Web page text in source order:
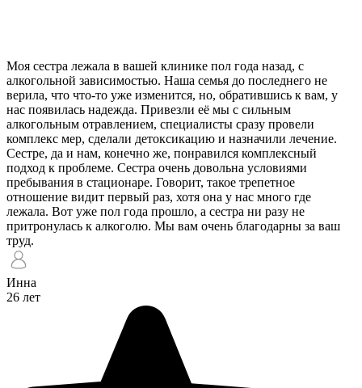
Моя сестра лежала в вашей клинике пол года назад, с
алкогольной зависимостью. Наша семья до последнего не
верила, что что-то уже изменится, но, обратившись к вам, у
нас появилась надежда. Привезли её мы с сильным
алкогольным отравлением, специалисты сразу провели
комплекс мер, сделали детоксикацию и назначили лечение.
Сестре, да и нам, конечно же, понравился комплексный
подход к проблеме. Сестра очень довольна условиями
пребывания в стационаре. Говорит, такое трепетное
отношение видит первый раз, хотя она у нас много где
лежала. Вот уже пол года прошло, а сестра ни разу не
притронулась к алкоголю. Мы вам очень благодарны за ваш
труд.
Инна
26 лет